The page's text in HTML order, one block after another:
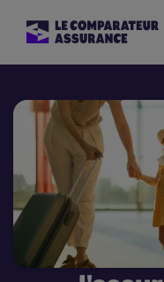
Mutuelle Santé
Assurance Moto
Assurance Habitation